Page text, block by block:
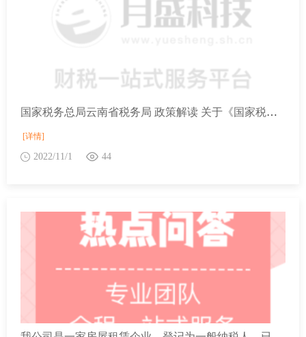
国家税务总局云南省税务局 政策解读 关于《国家税务总局云南省税务局关于个人出租房屋个人所得税征收管理有关事项的公告》的政策解读
[详情]
2022/11/1 44